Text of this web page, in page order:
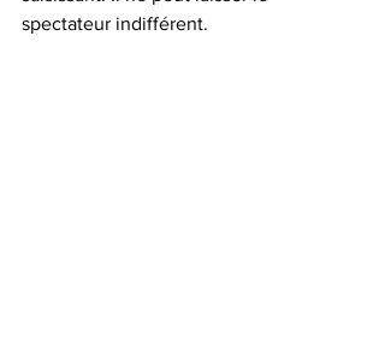
spectateur indifférent.